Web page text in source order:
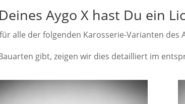
Aygo X hast Du ein
alle der folgenden Karosserie-Varianten des
gibt, zeigen wir dies detailliert im